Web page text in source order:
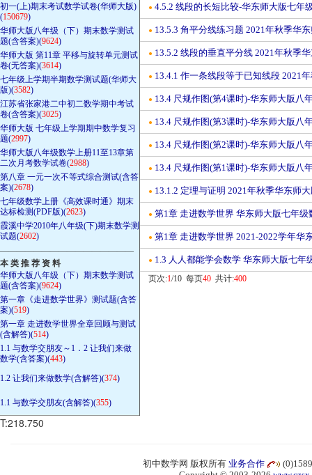
初一(上)期末考试数学试卷(华师大版)
(150679)
华师大版八年级（下）期末数学测试
题(含答案)(9624)
华师大版 第11章 平移与旋转单元测试
卷(无答案)(3614)
七年级上学期半期数学测试题(华师大
版)(3582)
江苏省张家港二中初二数学期中考试
卷(含答案)(3025)
华师大版 七年级上学期期中数学复习
题(2997)
华师大版八年级数学上册11至13章第
二次月考数学试卷(2988)
第八章 一元一次不等式综合测试(含答
案)(2678)
七年级数学上册《高效课时通》期末
达标检测(PDF版)(2623)
霞溪中学2010年八年级(下)期末数学测
试题(2602)
————————————————
本 类 推 荐 资 料
华师大版八年级（下）期末数学测试
题(含答案)(9624)
第一章《走进数学世界》测试题(含答
案)(519)
第一章 走进数学世界全章回顾与测试
(含解答)(514)
1.1 与数学交朋友～1．2 让我们来做
数学(含答案)(443)
1.2 让我们来做数学(含解答)(374)
1.1 与数学交朋友(含解答)(355)
● 4.5.2 线段的长短比较-华东师大版七年
● 13.5.3 角平分线练习题 2021年秋季华
● 13.5.2 线段的垂直平分线 2021年秋季
● 13.4.1 作一条线段等于已知线段 2021
● 13.4 尺规作图(第4课时)-华东师大版八
● 13.4 尺规作图(第3课时)-华东师大版八
● 13.4 尺规作图(第2课时)-华东师大版八
● 13.4 尺规作图(第1课时)-华东师大版八
● 13.1.2 定理与证明 2021年秋季华东师
● 第1章 走进数学世界 华东师大版七年
● 第1章 走进数学世界 2021-2022学年华
● 1.3 人人都能学会数学 华东师大版七年
页次:1/10 每页40 共计:400
T:218.750
初中数学网 版权所有 业务合作